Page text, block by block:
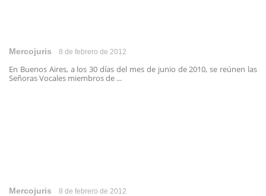
Mercojuris 8 de febrero de 2012
En Buenos Aires, a los 30 días del mes de junio de 2010, se reúnen las
Señoras Vocales miembros de ...
Mercojuris 8 de febrero de 2012